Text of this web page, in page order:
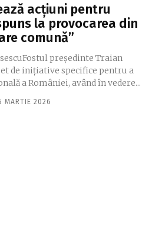
acțiuni pentru
la provocarea din
comună”
președinte Traian
de inițiative specifice pentru a
a României, având în vedere...
MARTIE 2026